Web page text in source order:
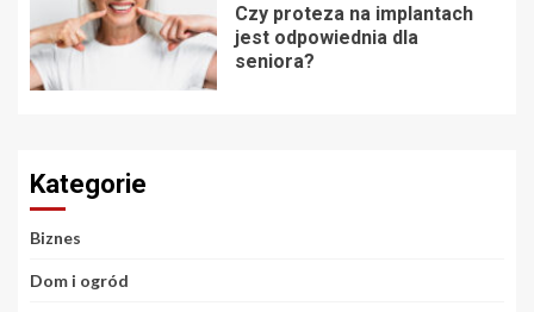
Czy proteza na implantach
jest odpowiednia dla
seniora?
Kategorie
Biznes
Dom i ogród